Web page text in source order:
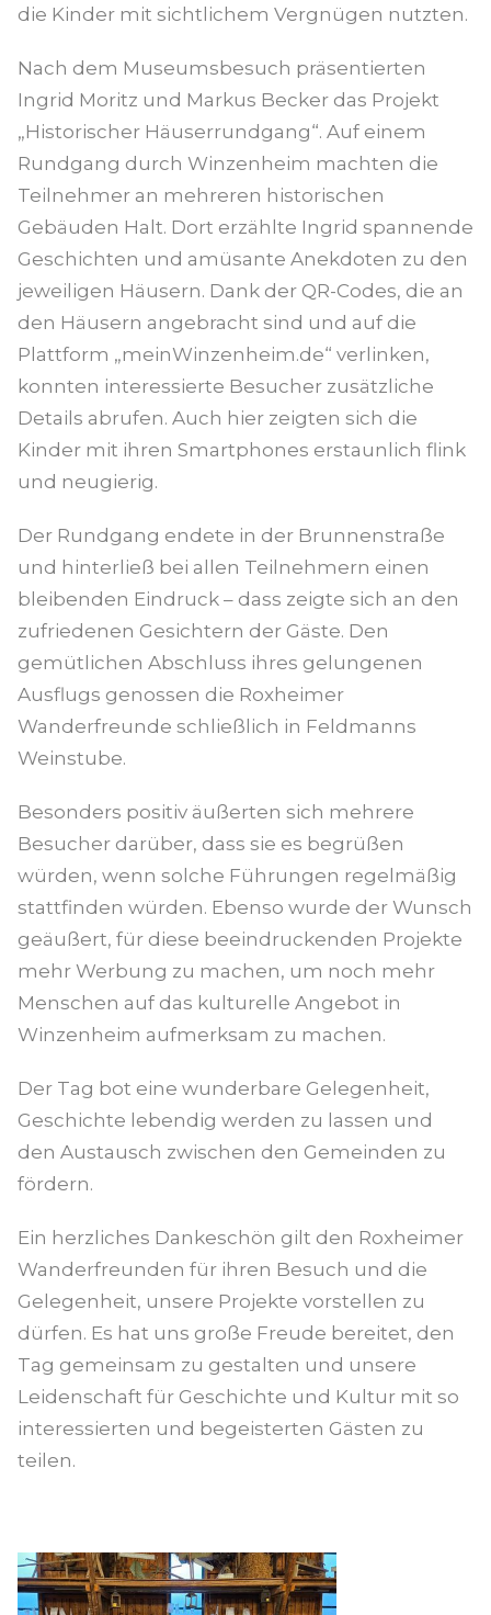
die Kinder mit sichtlichem Vergnügen nutzten.
Nach dem Museumsbesuch präsentierten
Ingrid Moritz und Markus Becker das Projekt
„Historischer Häuserrundgang“. Auf einem
Rundgang durch Winzenheim machten die
Teilnehmer an mehreren historischen
Gebäuden Halt. Dort erzählte Ingrid spannende
Geschichten und amüsante Anekdoten zu den
jeweiligen Häusern. Dank der QR-Codes, die an
den Häusern angebracht sind und auf die
Plattform „meinWinzenheim.de“ verlinken,
konnten interessierte Besucher zusätzliche
Details abrufen. Auch hier zeigten sich die
Kinder mit ihren Smartphones erstaunlich flink
und neugierig.
Der Rundgang endete in der Brunnenstraße
und hinterließ bei allen Teilnehmern einen
bleibenden Eindruck – dass zeigte sich an den
zufriedenen Gesichtern der Gäste. Den
gemütlichen Abschluss ihres gelungenen
Ausflugs genossen die Roxheimer
Wanderfreunde schließlich in Feldmanns
Weinstube.
Besonders positiv äußerten sich mehrere
Besucher darüber, dass sie es begrüßen
würden, wenn solche Führungen regelmäßig
stattfinden würden. Ebenso wurde der Wunsch
geäußert, für diese beeindruckenden Projekte
mehr Werbung zu machen, um noch mehr
Menschen auf das kulturelle Angebot in
Winzenheim aufmerksam zu machen.
Der Tag bot eine wunderbare Gelegenheit,
Geschichte lebendig werden zu lassen und
den Austausch zwischen den Gemeinden zu
fördern.
Ein herzliches Dankeschön gilt den Roxheimer
Wanderfreunden für ihren Besuch und die
Gelegenheit, unsere Projekte vorstellen zu
dürfen. Es hat uns große Freude bereitet, den
Tag gemeinsam zu gestalten und unsere
Leidenschaft für Geschichte und Kultur mit so
interessierten und begeisterten Gästen zu
teilen.